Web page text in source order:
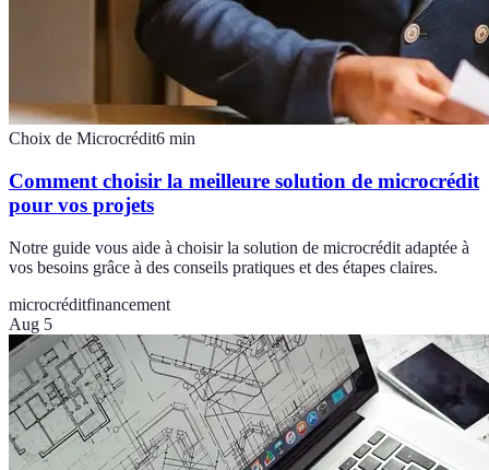
Choix de Microcrédit6 min
Comment choisir la meilleure solution de microcrédit
pour vos projets
Notre guide vous aide à choisir la solution de microcrédit adaptée à
vos besoins grâce à des conseils pratiques et des étapes claires.
microcréditfinancement
Aug 5